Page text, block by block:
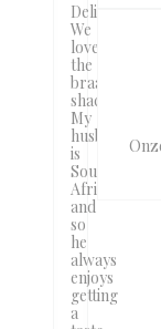
Delicious!
We
love
the
braai
shack!
My
husband
is
South
African
and
so
he
always
enjoys
getting
a